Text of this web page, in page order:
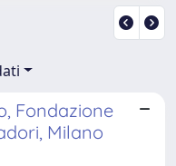
Fondazione
Milano